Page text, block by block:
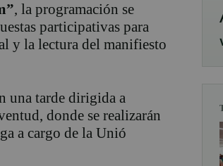
, la programación se
participativas para
y la lectura del manifiesto
una tarde dirigida a
donde se realizarán
a cargo de la Unió